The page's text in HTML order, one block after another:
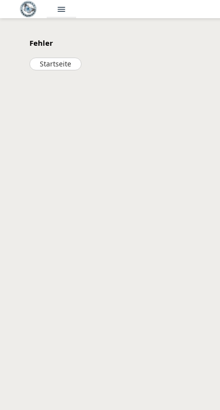
menu
Fehler
Startseite